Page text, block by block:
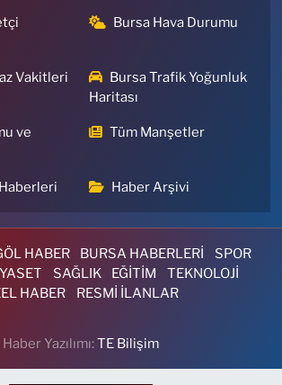
Bursa Hava Durumu
Vakitleri
Bursa Trafik Yoğunluk
Haritası
ve
Tüm Manşetler
Haber Arşivi
HABER BURSA HABERLERİ
SPOR
SAĞLIK EĞİTİM
TEKNOLOJİ
HABER
RESMİ İLANLAR
Haber Yazılımı:TE Bilişim